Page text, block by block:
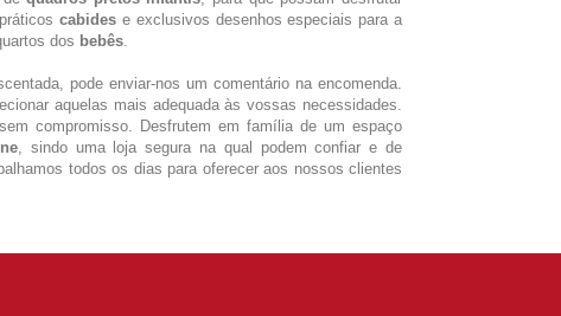
cabides e exclusivos desenhos especiais para a
dos bebês.
pode enviar-nos um comentário na encomenda.
aquelas mais adequada às vossas necessidades.
compromisso. Desfrutem em família de um espaço
, sindo uma loja segura na qual podem confiar e de
todos os dias para oferecer aos nossos clientes